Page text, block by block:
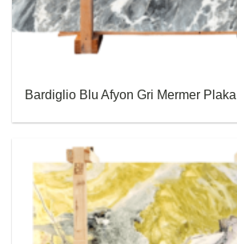
Bardiglio Blu Afyon Gri Mermer Plaka